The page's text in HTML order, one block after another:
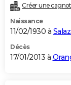
Créer une
Naissance
11/02/1930 à
Décès
17/01/2013 à